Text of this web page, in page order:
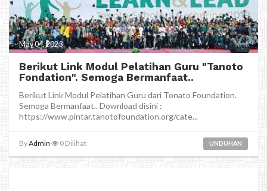
May 04, 2023
Berikut Link Modul Pelatihan Guru "Tanoto
Fondation". Semoga Bermanfaat..
Berikut Link Modul Pelatihan Guru dari Tonato Foundation.
Semoga Bermanfaat.. Download disini :
https://www.pintar.tanotofoundation.org/cate...
ByAdmin 0 Dilihat UNDUHAN